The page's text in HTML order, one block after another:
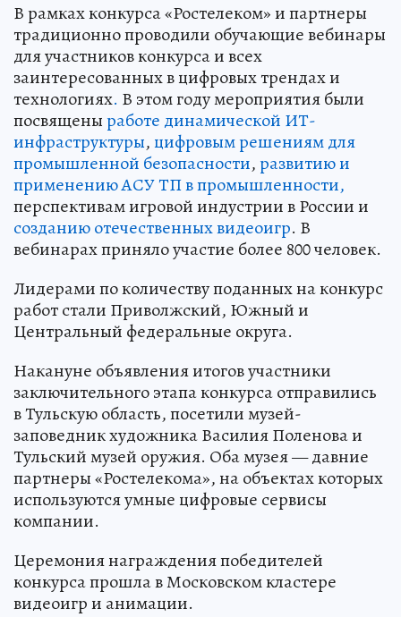
В рамках конкурса «Ростелеком» и партнеры
традиционно проводили обучающие вебинары
для участников конкурса и всех
заинтересованных в цифровых трендах и
технологиях. В этом году мероприятия были
посвященыработе динамической ИТ-
инфраструктуры,цифровым решениям для
промышленной безопасности,развитию и
применению АСУ ТП в промышленности,
перспективам игровой индустрии в России и
созданию отечественных видеоигр. В
вебинарах приняло участие более 800 человек.
Лидерами по количеству поданных на конкурс
работ стали Приволжский, Южный и
Центральный федеральные округа.
Накануне объявления итогов участники
заключительного этапа конкурса отправились
в Тульскую область, посетили музей-
заповедник художника Василия Поленова и
Тульский музей оружия. Оба музея — давние
партнеры «Ростелекома», на объектах которых
используются умные цифровые сервисы
компании.
Церемония награждения победителей
конкурса прошла в Московском кластере
видеоигр и анимации.